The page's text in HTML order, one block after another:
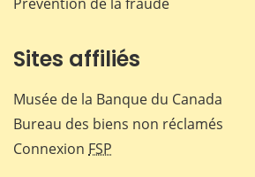
Sites affiliés
Musée de la Banque du Canada
Bureau des biens non réclamés
Connexion FSP